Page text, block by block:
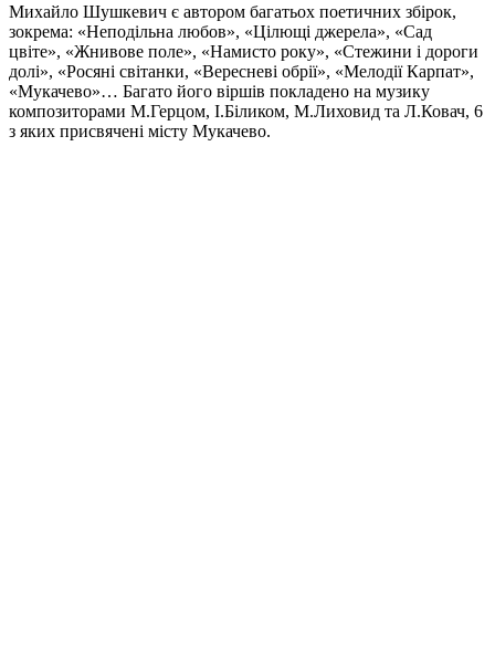
Михайло Шушкевич є автором багатьох поетичних збірок,
зокрема: «Неподільна любов», «Цілющі джерела», «Сад
цвіте», «Жнивове поле», «Намисто року», «Стежини і дороги
долі», «Росяні світанки, «Вересневі обрії», «Мелодії Карпат»,
«Мукачево»… Багато його віршів покладено на музику
композиторами М.Герцом, І.Біликом, М.Лиховид та Л.Ковач, 6
з яких присвячені місту Мукачево.